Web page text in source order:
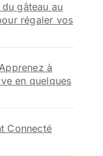
gâteau au
régaler vos
à
en quelques
Connecté